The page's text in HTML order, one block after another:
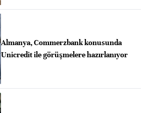
Almanya, Commerzbank konusunda
Unicredit ile görüşmelere hazırlanıyor